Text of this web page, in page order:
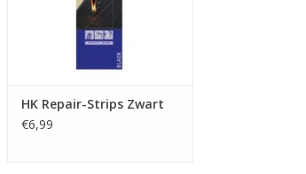
HK Repair-Strips Zwart
€6,99